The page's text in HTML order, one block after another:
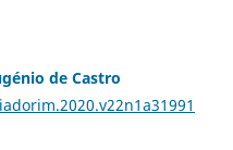
de Castro